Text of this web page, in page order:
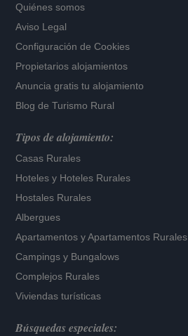
Quiénes somos
Aviso Legal
Configuración de Cookies
Propietarios alojamientos
Anuncia gratis tu alojamiento
Blog de Turismo Rural
Tipos de alojamiento:
Casas Rurales
Hoteles y Hoteles Rurales
Hostales Rurales
Albergues
Apartamentos yApartamentos Rurales
Campings y Bungalows
Complejos Rurales
Viviendas turísticas
Búsquedas especiales: